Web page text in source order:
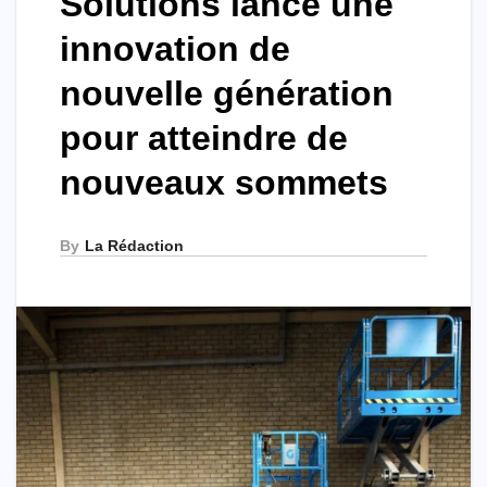
innovation de
nouvelle génération
pour atteindre de
nouveaux sommets
By La Rédaction